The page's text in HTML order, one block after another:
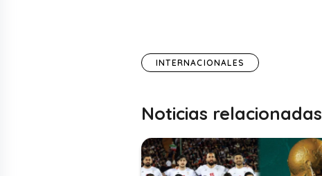
INTERNACIONALES
Noticias relacionadas